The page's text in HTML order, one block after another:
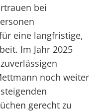
bei
eine langfristige,
Im Jahr 2025
noch weiter
gerecht zu